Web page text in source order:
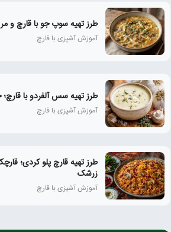
طرز تهیه سوپ جو با قارچ و
آموزش آشپزی با قارچ
طرز تهیه سس آلفردو با
آموزش آشپزی با قارچ
طرز تهیه قارچ پلو کردی؛
زرشک
آموزش آشپزی با قارچ